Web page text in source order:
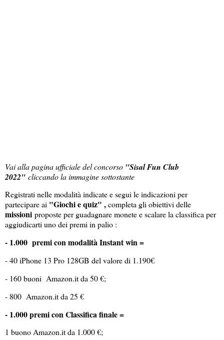
Vai alla pagina ufficiale del concorso "Sisal Fun Club
2022" cliccando la immagine sottostante
Registrati nelle modalità indicate e segui le indicazioni per
partecipare ai "Giochi e quiz" ,completa gli obiettivi delle
missioni proposte per guadagnare monete e scalare la classifica per
aggiudicarti uno dei premi in palio :
- 1.000 premi con modalità Instant win =
- 40 iPhone 13 Pro 128GB del valore di 1.190€
- 160 buoni Amazon.it da 50 €;
- 800 Amazon.it da 25 €
- 1.000 premi con Classifica finale =
1 buono Amazon.it da 1.000 €;